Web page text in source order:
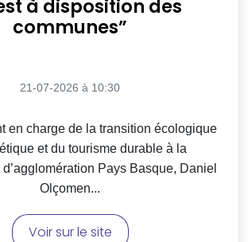
à disposition des
communes”
21-07-2026 à 10:30
en charge de la transition écologique
et du tourisme durable à la
Pays Basque, Daniel
Olçomen...
Voir sur le site